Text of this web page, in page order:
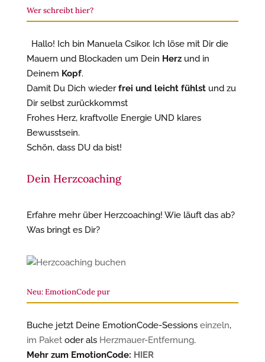
Wer schreibt hier?
Hallo! Ich bin Manuela Csikor. Ich löse mit Dir die
Mauern und Blockaden um Dein Herzund in
Deinem Kopf.
Damit Du Dich wiederfrei und leicht fühlstund zu
Dir selbst zurückkommst
Frohes Herz, kraftvolle Energie UND klares
Bewusstsein.
Schön, dass DU da bist!
Dein Herzcoaching
Erfahre mehr über Herzcoaching! Wie läuft das ab?
Was bringt es Dir?
Neu: EmotionCode pur
Buche jetzt Deine EmotionCode-Sessions einzeln,
im Paketoder als Herzmauer-Entfernung.
Mehr zum EmotionCode: HIER